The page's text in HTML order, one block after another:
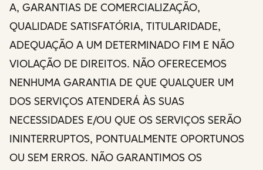
A, GARANTIAS DE COMERCIALIZAÇÃO,
QUALIDADE SATISFATÓRIA, TITULARIDADE,
ADEQUAÇÃO A UM DETERMINADO FIM E NÃO
VIOLAÇÃO DE DIREITOS. NÃO OFERECEMOS
NENHUMA GARANTIA DE QUE QUALQUER UM
DOS SERVIÇOS ATENDERÁ ÀS SUAS
NECESSIDADES E/OU QUE OS SERVIÇOS SERÃO
ININTERRUPTOS, PONTUALMENTE OPORTUNOS
OU SEM ERROS. NÃO GARANTIMOS OS